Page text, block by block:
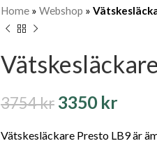
Home » Webshop »
3754kr 3350 kr
Vätskesläckare Presto LB9 är